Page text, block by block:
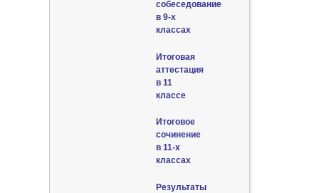
собеседование
в 9-х
классах
Итоговая
аттестация
в 11
классе
Итоговое
сочинение
в 11-х
классах
Результаты